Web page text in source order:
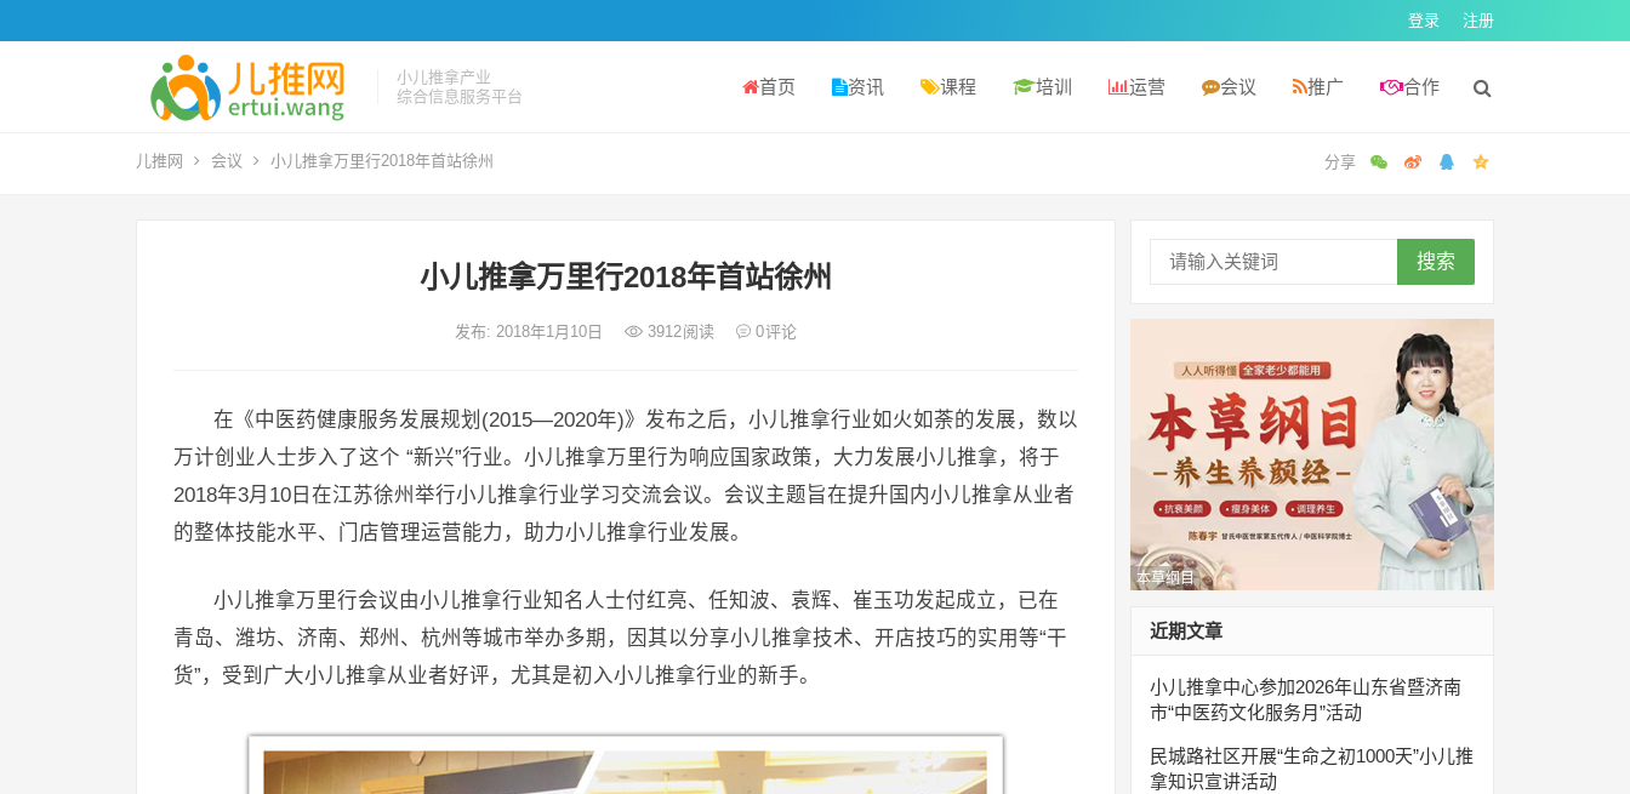
登录 注册
小儿推拿产业
综合信息服务平台
首页 资讯 课程 培训 运营 会议 推广 合作
儿推网 会议 小儿推拿万里行2018年首站徐州
小儿推拿万里行2018年首站徐州
发布: 2018年1月10日 3912阅读 0评论
在《中医药健康服务发展规划(2015—2020年)》发布之后，小儿推拿行业如火如荼的发展，数以
万计创业人士步入了这个 “新兴”行业。小儿推拿万里行为响应国家政策，大力发展小儿推拿，将于
2018年3月10日在江苏徐州举行小儿推拿行业学习交流会议。会议主题旨在提升国内小儿推拿从业者
的整体技能水平、门店管理运营能力，助力小儿推拿行业发展。
小儿推拿万里行会议由小儿推拿行业知名人士付红亮、任知波、袁辉、崔玉功发起成立，已在
青岛、潍坊、济南、郑州、杭州等城市举办多期，因其以分享小儿推拿技术、开店技巧的实用等“干
货”，受到广大小儿推拿从业者好评，尤其是初入小儿推拿行业的新手。
搜索
本草纲目
近期文章
小儿推拿中心参加2026年山东省暨济南
市“中医药文化服务月”活动
民城路社区开展“生命之初1000天”小儿推
拿知识宣讲活动